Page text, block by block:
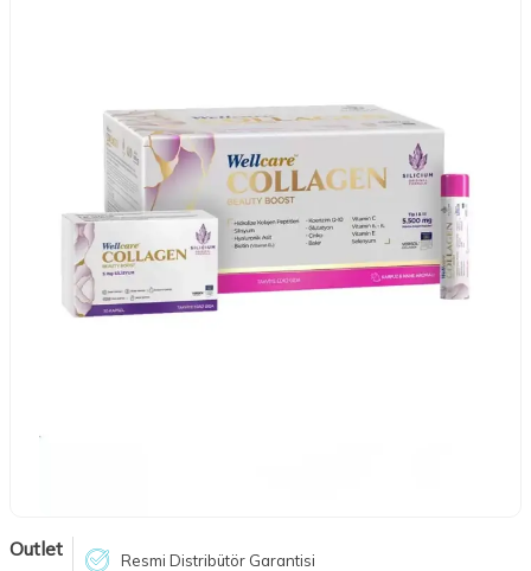
Outlet Resmi Distribütör Garantisi